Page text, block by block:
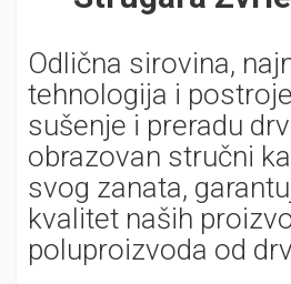
Odlična sirovina,
tehnologija i
sušenje i preradu
obrazovan stručni
svog zanata,
kvalitet naših
poluproizvoda od